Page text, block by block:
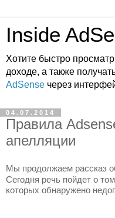
Inside
Хотите быстро
доходе, а также
AdSense через
04.07.2014
Правила
апелляции
Мы продолжаем рассказ
Сегодня речь пойдет о
которых обнаружено